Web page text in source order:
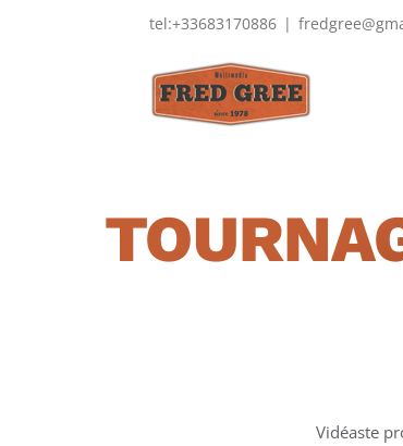
tel:+33683170886 |
Vidéaste